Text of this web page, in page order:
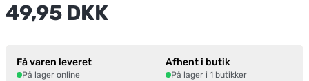
49,95 DKK
Få varen leveret
På lager online
Afhent i butik
På lager i 1 butikker